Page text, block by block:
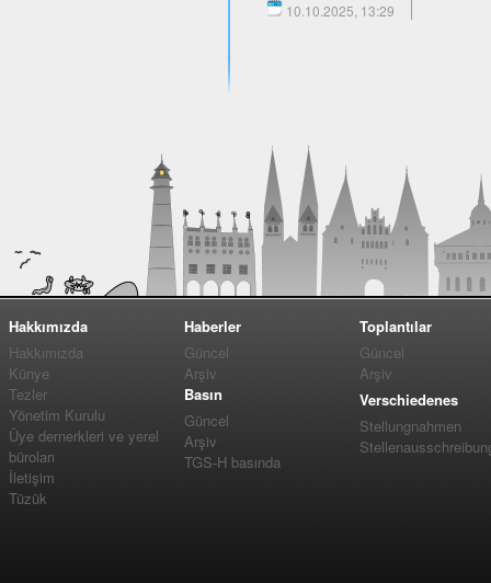
10.10.2025, 13:29
Hakkımızda
Hakkımızda
Künye
Tezler
Yönetim Kurulu
Üye dernerkleri ve yerel
büroları
İletişim
Tüzük
Haberler
Güncel
Arşiv
Basın
Güncel
Arşiv
TGS-H basında
Toplantılar
Güncel
Arşiv
Verschiedenes
Stellungnahmen